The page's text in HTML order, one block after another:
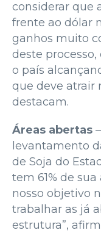
considerar que
frente ao dólar
ganhos muito
deste
o país
que deve atrair
destacam.
Áreas abertas
levantamento
de Soja do
tem 61% de
nosso objetivo
trabalhar as já
estrutura”,